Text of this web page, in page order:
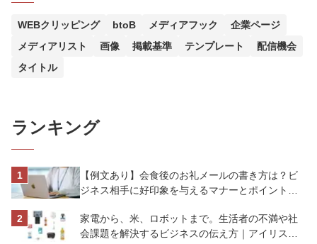
WEBクリッピング btoB メディアフック
企業ページ
メディアリスト
画像 掲載基準 テンプレート
配信機会
タイトル
ランキング
【例文あり】会食後のお礼メールの書き方は？ビ
ジネス相手に好印象を与えるマナーとポイントを
家電から、米、ロボットまで。生活者の不満や社
会課題を解決するビジネスの伝え方｜アイリスオ